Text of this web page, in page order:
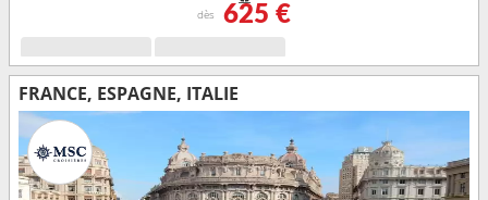
dès 625 €
FRANCE, ESPAGNE, ITALIE